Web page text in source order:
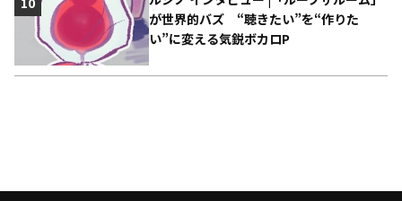
が世界的バズ “聴きたい”を“作りた
い”に変える気鋭ボカロP